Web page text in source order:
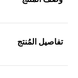
تفاصيل المُنتج